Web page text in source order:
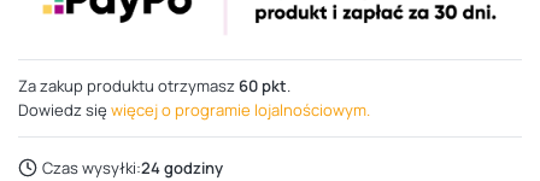
Za zakup produktu otrzymasz 60 pkt.
Dowiedz się więcej o programie lojalnościowym.
Czas wysyłki:24 godziny